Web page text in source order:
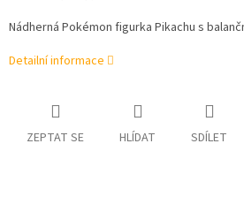
Nádherná Pokémon figurka Pikachu s
Detailní informace
ZEPTAT SE HLÍDAT SDÍLET